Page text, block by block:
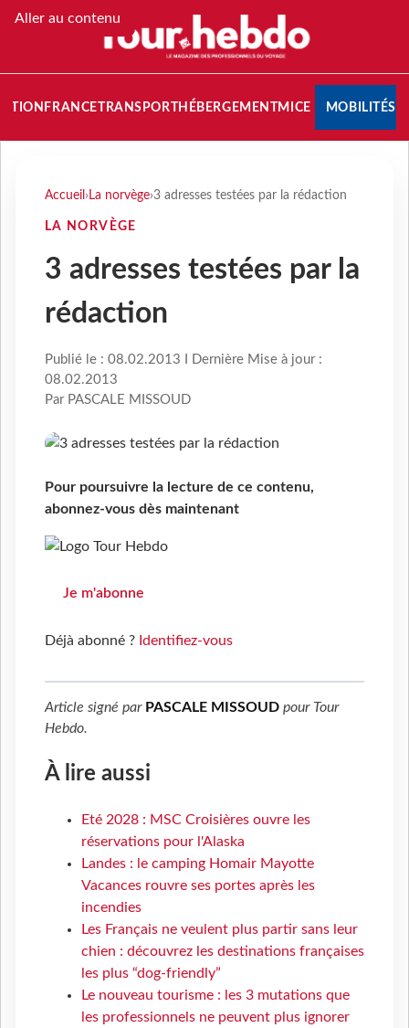
Aller au contenu
FRANCETRANSPORT HÉBERGEMENTMICE MOBILITÉS
Accueil › La norvège›3 adresses testées par la rédaction
LA NORVÈGE
3 adresses testées par la
rédaction
Publié le : 08.02.2013 I Dernière Mise à jour :
08.02.2013
Par PASCALE MISSOUD
Pour poursuivre la lecture de ce contenu,
abonnez-vous dès maintenant
Je m'abonne
Déjà abonné ? Identifiez-vous
Article signé par PASCALE MISSOUD pour Tour
Hebdo.
À lire aussi
Eté 2028 : MSC Croisières ouvre les
réservations pour l'Alaska
Landes : le camping Homair Mayotte
Vacances rouvre ses portes après les
incendies
Les Français ne veulent plus partir sans leur
chien : découvrez les destinations françaises
les plus “dog-friendly”
Le nouveau tourisme : les 3 mutations que
les professionnels ne peuvent plus ignorer